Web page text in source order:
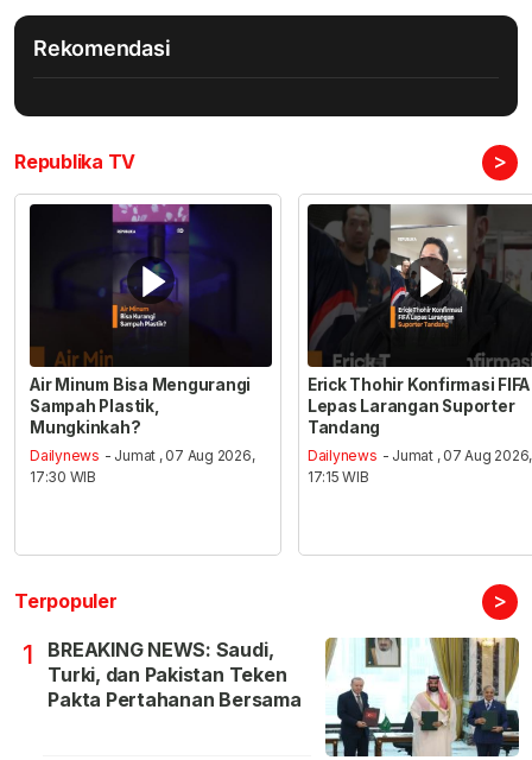
Rekomendasi
Republika TV >
Air Minum Bisa Mengurangi
Sampah Plastik,
Mungkinkah?
Dailynews - Jumat , 07 Aug 2026,
17:30 WIB
Erick Thohir Konfirmasi FIFA
Lepas Larangan Suporter
Tandang
Dailynews - Jumat , 07 Aug 2026,
17:15 WIB
Terpopuler >
1
BREAKING NEWS: Saudi,
Turki, dan Pakistan Teken
Pakta Pertahanan Bersama